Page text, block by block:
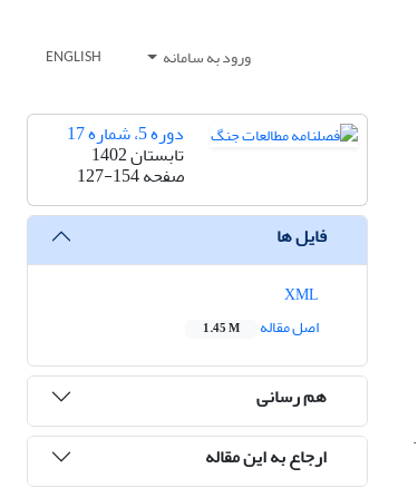
ورود به سامانه ENGLISH
دوره 5، شماره 17
تابستان 1402
صفحه127-154
فایل ها
اصل مقاله
1.45 M
هم رسانی
ارجاع به این مقاله